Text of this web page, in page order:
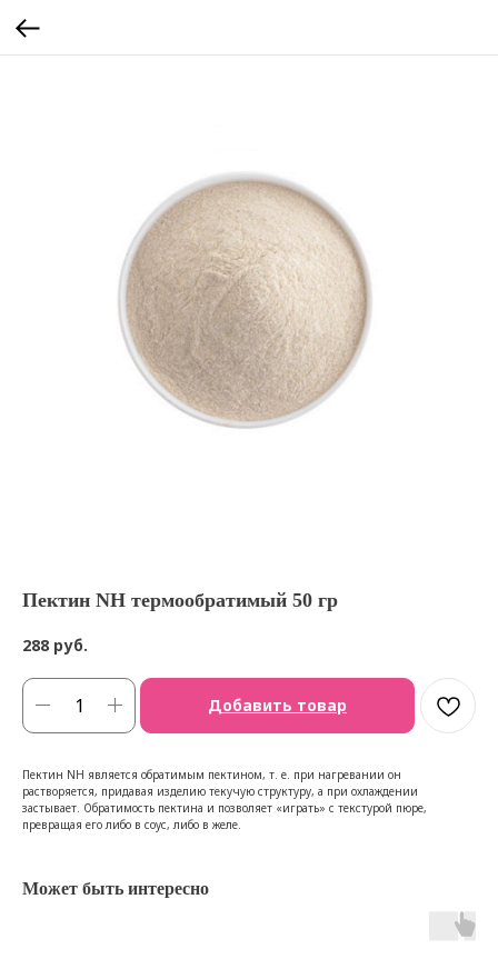
Пектин NH термообратимый 50 гр
288 руб.
Добавить товар
Пектин NH является обратимым пектином, т. е. при нагревании он
растворяется, придавая изделию текучую структуру, а при охлаждении
застывает. Обратимость пектина и позволяет «играть» с текстурой пюре,
превращая его либо в соус, либо в желе.
Может быть интересно